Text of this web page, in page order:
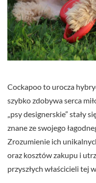
Cockapoo to urocza
szybko zdobywa serca
„psy designerskie” stały
znane ze swojego
Zrozumienie ich
oraz kosztów zakupu i
przyszłych właścicieli tej